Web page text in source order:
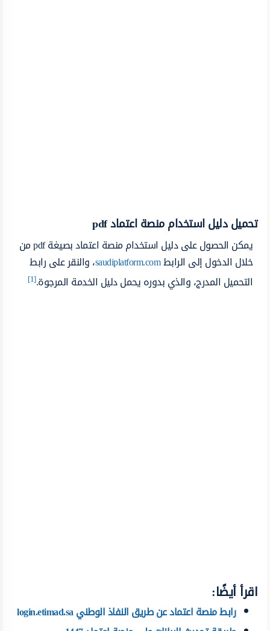
تحميل دليل استخدام منصة اعتماد pdf
يمكن الحصول على دليل استخدام منصة اعتماد بصيغة pdf من
خلال الدخول إلى الرابطsaudiplatform.com، والنقر على رابط
التحميل المدرج، والذي بدوره يحمل دليل الخدمة المرجوة.[1]
اقرأ أيضًا:
رابط منصة اعتماد عن طريق النفاذ الوطني login.etimad.sa